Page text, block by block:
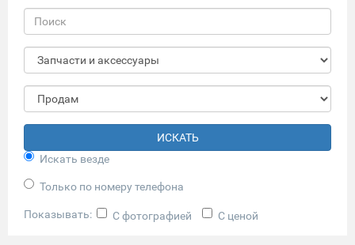
ИСКАТЬ
Искать везде
Только по номеру телефона
Показывать: С фотографией С ценой